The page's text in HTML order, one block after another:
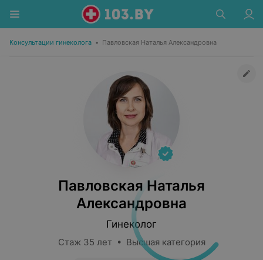
Консультации гинеколога • Павловская Наталья Александровна
Павловская Наталья
Александровна
Гинеколог
Стаж 35 лет • Высшая категория